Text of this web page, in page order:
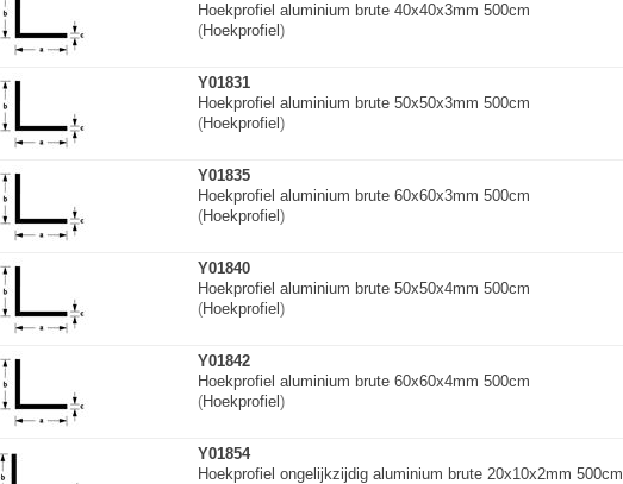
Hoekprofiel aluminium brute 40x40x3mm 500cm
(Hoekprofiel )
Y01831
Hoekprofiel aluminium brute 50x50x3mm 500cm
(Hoekprofiel )
Y01835
Hoekprofiel aluminium brute 60x60x3mm 500cm
(Hoekprofiel )
Y01840
Hoekprofiel aluminium brute 50x50x4mm 500cm
(Hoekprofiel )
Y01842
Hoekprofiel aluminium brute 60x60x4mm 500cm
(Hoekprofiel )
Y01854
Hoekprofiel ongelijkzijdig aluminium brute 20x10x2mm 500cm